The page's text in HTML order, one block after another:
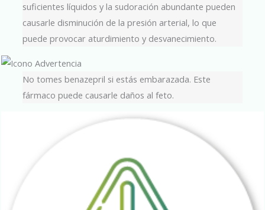
suficientes líquidos y la sudoración abundante pueden
causarle disminución de la presión arterial, lo que
puede provocar aturdimiento y desvanecimiento.
No tomes benazepril si estás embarazada. Este
fármaco puede causarle daños al feto.